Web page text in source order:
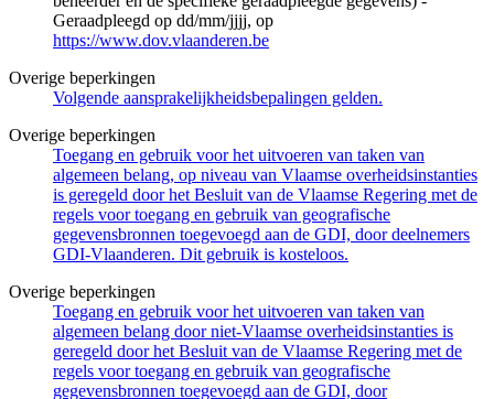
Geraadpleegd op dd/mm/jjjj, op
https://www.dov.vlaanderen.be
Overige beperkingen
Volgende aansprakelijkheidsbepalingen gelden.
Overige beperkingen
Toegang en gebruik voor het uitvoeren van taken van
algemeen belang, op niveau van Vlaamse overheidsinstanties
is geregeld door het Besluit van de Vlaamse Regering met de
regels voor toegang en gebruik van geografische
gegevensbronnen toegevoegd aan de GDI, door deelnemers
GDI-Vlaanderen. Dit gebruik is kosteloos.
Overige beperkingen
Toegang en gebruik voor het uitvoeren van taken van
algemeen belang door niet-Vlaamse overheidsinstanties is
geregeld door het Besluit van de Vlaamse Regering met de
regels voor toegang en gebruik van geografische
gegevensbronnen toegevoegd aan de GDI, door